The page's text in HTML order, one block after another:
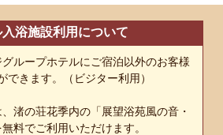
浴施設利用について
ループホテルにご宿泊以外のお客様
できます。（ビジター利用）
渚の荘花季内の「展望浴苑風の音・
料でご利用いただけます。